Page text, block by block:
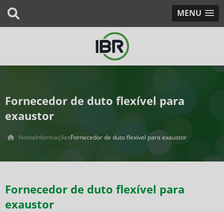
MENU
Fornecedor de duto flexível para
exaustor
HomeInformaçõesFornecedor de duto flexível para exaustor
Fornecedor de duto flexível para
exaustor